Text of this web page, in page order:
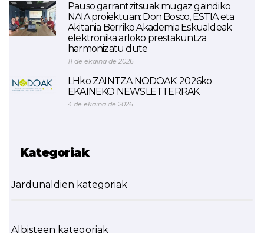
Pauso garrantzitsuak mugaz gaindiko
NAIA proiektuan: Don Bosco, ESTIA eta
Akitania Berriko Akademia Eskualdeak
elektronika arloko prestakuntza
harmonizatu dute
11 de ekaina de 2026
LHko ZAINTZA NODOAK. 2026ko
EKAINEKO NEWSLETTERRAK.
4 de ekaina de 2026
Kategoriak
Jardunaldien kategoriak
Albisteen kategoriak